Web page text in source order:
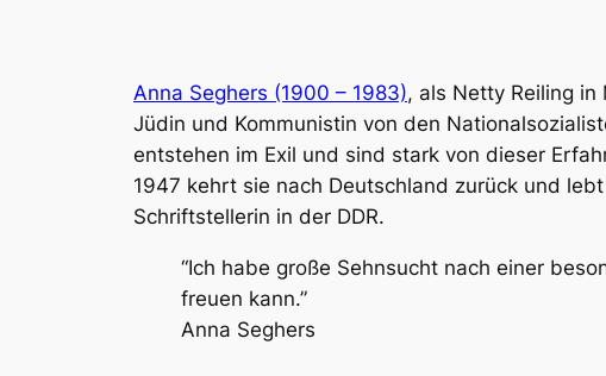
Anna Seghers (1900 – 1983), als Netty Reiling
Jüdin und Kommunistin von den
entstehen im Exil und sind stark von dieser
1947 kehrt sie nach Deutschland zurück und
Schriftstellerin in der DDR.
“Ich habe große Sehnsucht nach einer
freuen kann.”
Anna Seghers